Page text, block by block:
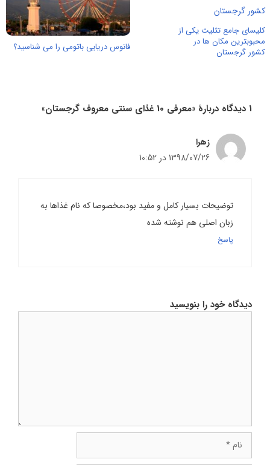
کلیسای جامع تثلیث یکی از
محبوبترین مکان ها در
کشور گرجستان
فانوس دریایی باتومی را می شناسید؟
1 دیدگاه دربارهٔ «معرفی 10 غذای سنتی معروف گرجستان»
زهرا
1398/07/26 در 10:52
توضیحات بسیار کامل و مفید بود،مخصوصا که نام غذاها به
زبان اصلی هم نوشته شده
پاسخ
دیدگاه خود را بنویسید